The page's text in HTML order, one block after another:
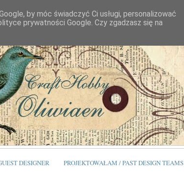
DESIGNER PROJEKTOWAŁAM / PAST DESIGN TEAMS
by móc świadczyć Ci usługi, personalizować
prywatności Google. Czy zgadzasz się na